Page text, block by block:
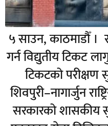
५ साउन, काठमाडौँ ।
गर्न विद्युतीय टिकट
टिकटको परीक्षण
शिवपुरी–नागार्जुन
सरकारको शासकीय